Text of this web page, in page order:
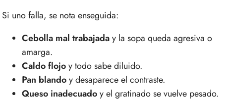
Si uno falla, se nota enseguida:
Cebolla mal trabajaday la sopa queda agresiva o
amarga.
Caldo flojoy todo sabe diluido.
Pan blandoy desaparece el contraste.
Queso inadecuadoy el gratinado se vuelve pesado.